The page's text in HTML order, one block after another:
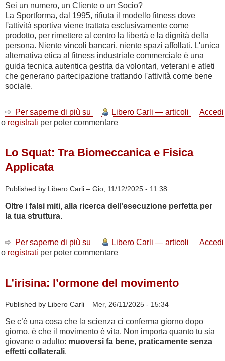
va
sano
e
va
lontano
Sei un numero, un Cliente o un Socio?
La Sportforma, dal 1995, rifiuta il modello fitness dove
l'attività sportiva viene trattata esclusivamente come
prodotto, per rimettere al centro la libertà e la dignità della
persona. Niente vincoli bancari, niente spazi affollati. L'unica
alternativa etica al fitness industriale commerciale è una
guida tecnica autentica gestita da volontari, veterani e atleti
che generano partecipazione trattando l'attività come bene
sociale.
Per saperne di più su
Cliente
o
Libero Carli — articoli
Accedi
o registrati per poter commentare
Lo Squat: Tra Biomeccanica e Fisica
Applicata
Published by Libero Carli – Gio, 11/12/2025 - 11:38
Oltre i falsi miti, alla ricerca dell'esecuzione perfetta per
la tua struttura.
Per saperne di più su
Squat:
e
Applicata
Libero Carli — articoli
Accedi
o registrati per poter commentare
L’irisina: l’ormone del movimento
Published by Libero Carli – Mer, 26/11/2025 - 15:34
Se c’è una cosa che la scienza ci conferma giorno dopo
giorno, è che il movimento è vita. Non importa quanto tu sia
giovane o adulto: muoversi fa bene, praticamente senza
effetti collaterali.